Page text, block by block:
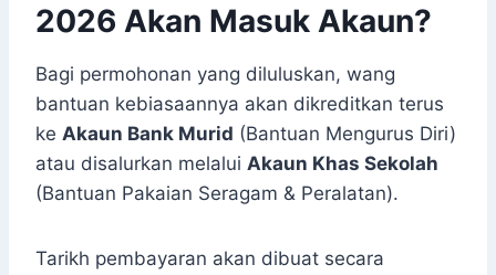
2026 Akan Masuk Akaun?
Bagi permohonan yang diluluskan, wang
bantuan kebiasaannya akan dikreditkan terus
ke Akaun Bank Murid (Bantuan Mengurus Diri)
atau disalurkan melalui Akaun Khas Sekolah
(Bantuan Pakaian Seragam & Peralatan).
Tarikh pembayaran akan dibuat secara